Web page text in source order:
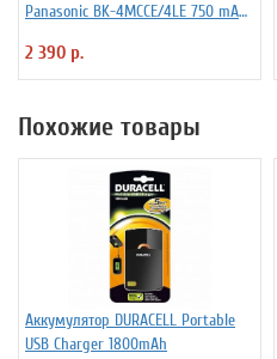
Panasonic BK-4MCCE/4LE 750 mAh
2 390 р.
Похожие товары
Аккумулятор DURACELL Portable
USB Charger 1800mAh